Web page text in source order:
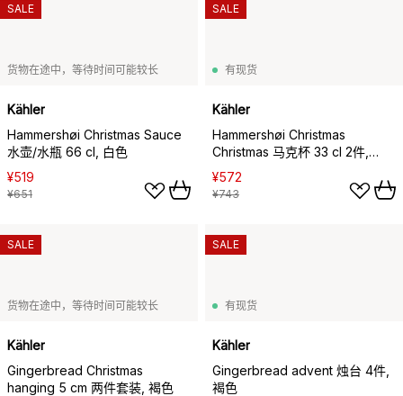
货物在途中，等待时间可能较长
Kähler
Hammershøi Christmas Sauce
水壶/水瓶 66 cl, 白色
¥519
¥651
SALE
有现货
Kähler
Hammershøi Christmas
Christmas 马克杯 33 cl 2件,
2020 & 2021
¥572
¥743
SALE
货物在途中，等待时间可能较长
Kähler
Gingerbread Christmas
hanging 5 cm 两件套装, 褐色
SALE
有现货
Kähler
Gingerbread advent 烛台 4件,
褐色
SALE